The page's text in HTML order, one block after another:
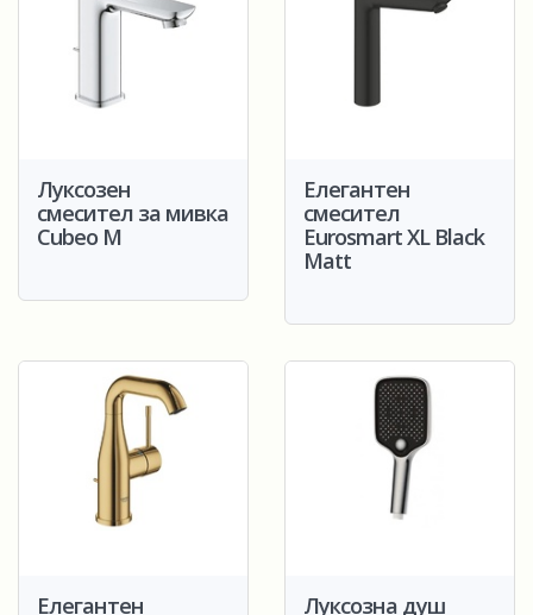
Луксозен
смесител за мивка
Cubeo M
Елегантен
смесител
Eurosmart XL Black
Matt
Елегантен
Луксозна душ